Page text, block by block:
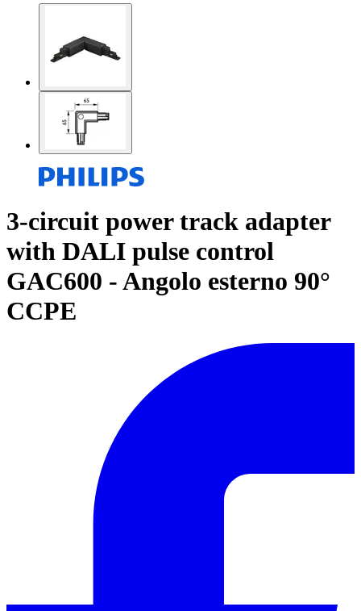
3-circuit power track adapter
with DALI pulse control
GAC600 - Angolo esterno 90°
CCPE